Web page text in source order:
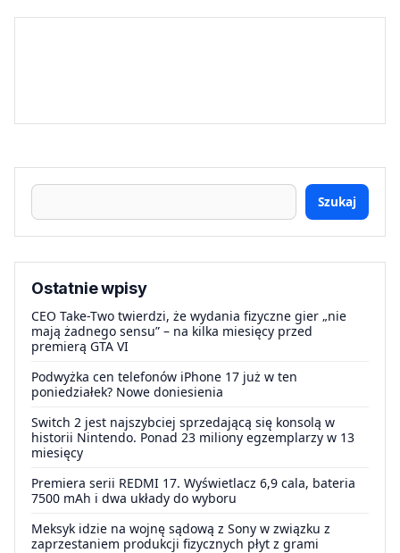
Szukaj
Ostatnie wpisy
CEO Take-Two twierdzi, że wydania fizyczne gier „nie
mają żadnego sensu” – na kilka miesięcy przed
premierą GTA VI
Podwyżka cen telefonów iPhone 17 już w ten
poniedziałek? Nowe doniesienia
Switch 2 jest najszybciej sprzedającą się konsolą w
historii Nintendo. Ponad 23 miliony egzemplarzy w 13
miesięcy
Premiera serii REDMI 17. Wyświetlacz 6,9 cala, bateria
7500 mAh i dwa układy do wyboru
Meksyk idzie na wojnę sądową z Sony w związku z
zaprzestaniem produkcji fizycznych płyt z grami